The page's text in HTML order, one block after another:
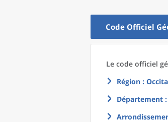
Code Officiel
Le code officiel
Région :
Département